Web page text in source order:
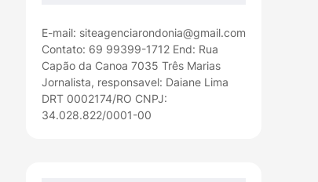
E-mail: siteagenciarondonia@gmail.com
Contato: 69 99399-1712 End: Rua
Capão da Canoa 7035 Três Marias
Jornalista, responsavel: Daiane Lima
DRT 0002174/RO CNPJ:
34.028.822/0001-00